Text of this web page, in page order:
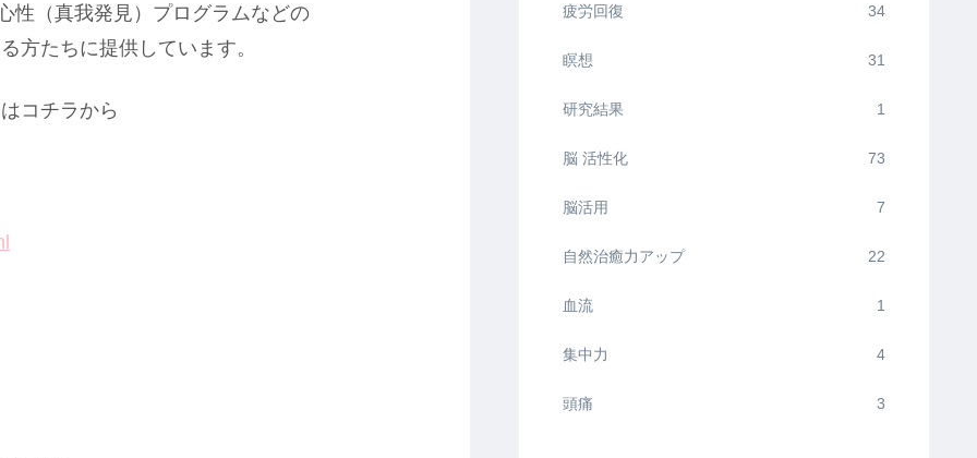
性（真我発見）プログラムなどの
方たちに提供しています。
コチラから
疲労回復 34
瞑想 31
研究結果 1
脳 活性化 73
脳活用 7
自然治癒力アップ 22
血流 1
集中力 4
頭痛 3